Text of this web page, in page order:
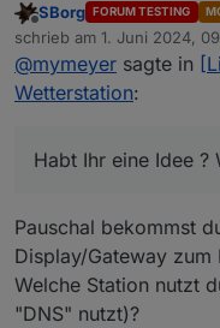
nicht. Also es
geschrieben.
Zum System:
DNS
Hier mal ein
Spoiler
Und so
LG
Offline
SBorg FORUM TESTING
schrieb am 1. Juni 2024,
zuletzt editiert von
@mymeyer sagte in
Wetterstation:
Habt Ihr eine Idee ?
Pauschal bekommst
Display/Gateway zum
Welche Station nutzt
"DNS" nutzt)?